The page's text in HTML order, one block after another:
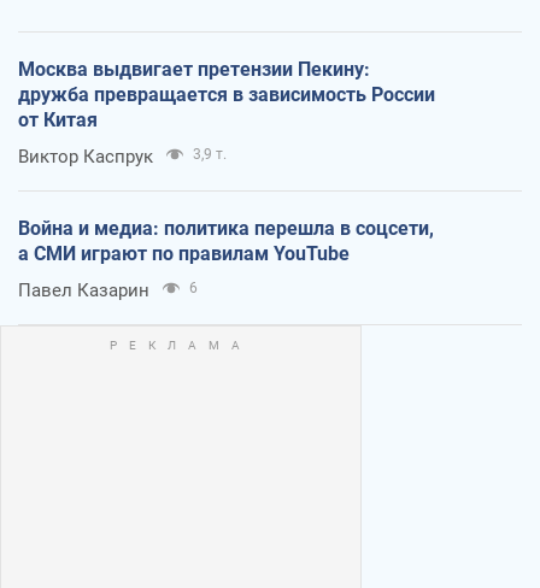
Москва выдвигает претензии Пекину:
дружба превращается в зависимость России
от Китая
Виктор Каспрук 3,9 т.
Война и медиа: политика перешла в соцсети,
а СМИ играют по правилам YouTube
Павел Казарин 6